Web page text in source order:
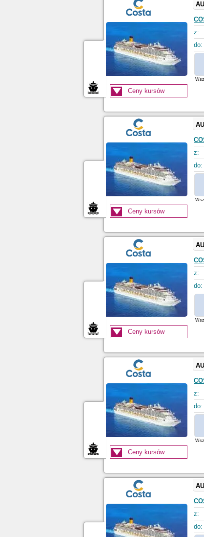
z:
do:
Ceny kursów
z:
do:
Ceny kursów
z:
do:
Ceny kursów
z:
do:
Ceny kursów
z:
do: